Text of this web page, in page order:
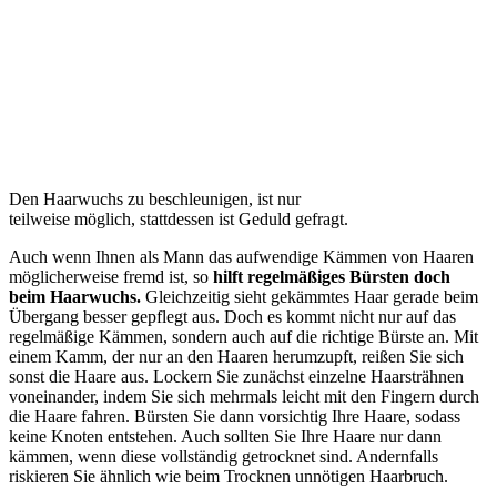
Den Haarwuchs zu beschleunigen, ist nur
teilweise möglich, stattdessen ist Geduld gefragt.
Auch wenn Ihnen als Mann das aufwendige Kämmen von Haaren
möglicherweise fremd ist, so hilft regelmäßiges Bürsten doch
beim Haarwuchs. Gleichzeitig sieht gekämmtes Haar gerade beim
Übergang besser gepflegt aus. Doch es kommt nicht nur auf das
regelmäßige Kämmen, sondern auch auf die richtige Bürste an. Mit
einem Kamm, der nur an den Haaren herumzupft, reißen Sie sich
sonst die Haare aus. Lockern Sie zunächst einzelne Haarsträhnen
voneinander, indem Sie sich mehrmals leicht mit den Fingern durch
die Haare fahren. Bürsten Sie dann vorsichtig Ihre Haare, sodass
keine Knoten entstehen. Auch sollten Sie Ihre Haare nur dann
kämmen, wenn diese vollständig getrocknet sind. Andernfalls
riskieren Sie ähnlich wie beim Trocknen unnötigen Haarbruch.